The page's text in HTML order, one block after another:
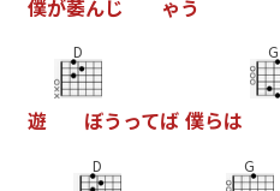
僕が萎んじ ゃう
遊
D
ぼう ってば 僕らは
G
D G